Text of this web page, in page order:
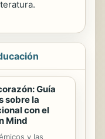
Guía
sobre la
con el
Mind
y las